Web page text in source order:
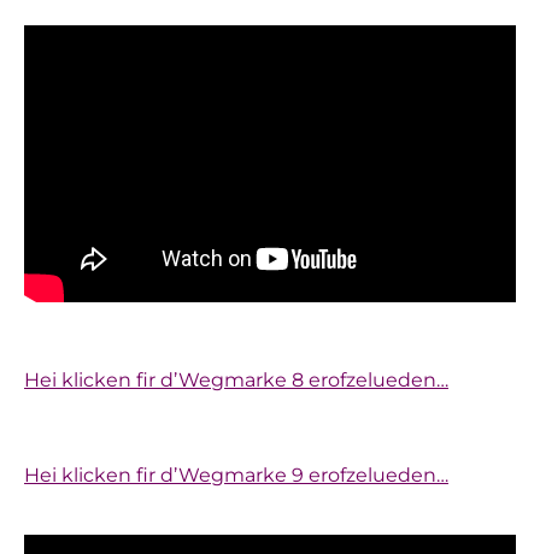
Hei klicken fir d’Wegmarke 8 erofzelueden…
Hei klicken fir d’Wegmarke 9 erofzelueden…